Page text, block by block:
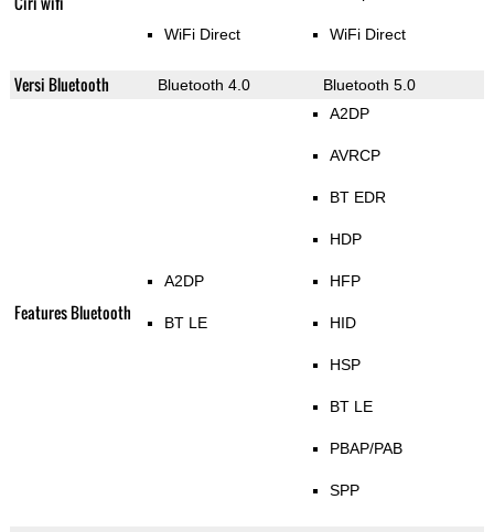
WiFi Direct WiFi Direct
Versi Bluetooth Bluetooth 4.0 Bluetooth 5.0
Features Bluetooth
A2DP
BT LE
A2DP
AVRCP
BT EDR
HDP
HFP
HID
HSP
BT LE
PBAP/PAB
SPP